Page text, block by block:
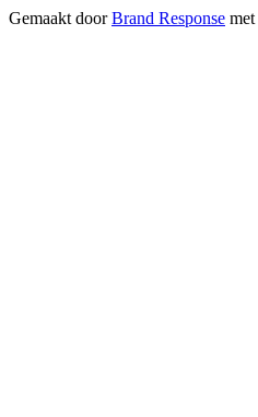
Gemaakt doorBrand Response met